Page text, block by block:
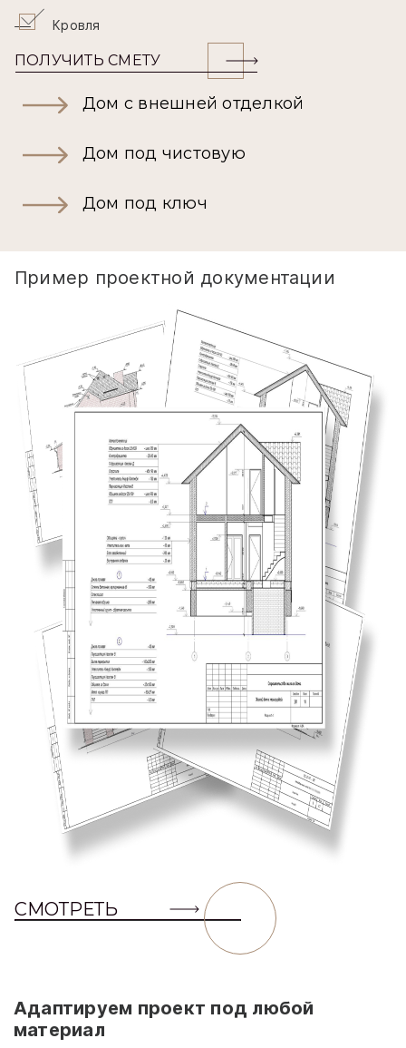
Кровля
ПОЛУЧИТЬ СМЕТУ
Дом с внешней отделкой
Дом под чистовую
Дом под ключ
Пример проектной документации
СМОТРЕТЬ
Адаптируем проект под любой
материал